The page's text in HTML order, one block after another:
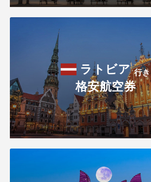
ラトビア行き
格安航空券